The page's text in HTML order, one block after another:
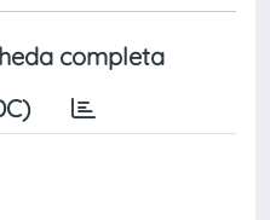
completa